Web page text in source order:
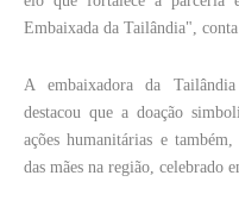
Embaixada da Tailândia", conta.
A embaixadora da
destacou que a doação
ações humanitárias e
das mães na região, celebrado